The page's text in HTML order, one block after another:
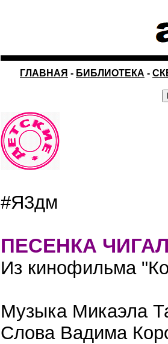
ГЛАВНАЯ - БИБЛИОТЕКА -
#Я3дм
ПЕСЕНКА
Из кинофильма
Музыка Микаэла
Слова Вадима